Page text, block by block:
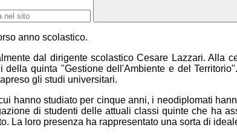
anno scolastico.
dal dirigente scolastico Cesare Lazzari.Alla
della quinta "Gestione dell'Ambiente e del
gli studi universitari.
hanno studiato per cinque anni, i neodiplomati
di studenti delle attuali classi quinte che ha
La loro presenza ha rappresentato una sorta di